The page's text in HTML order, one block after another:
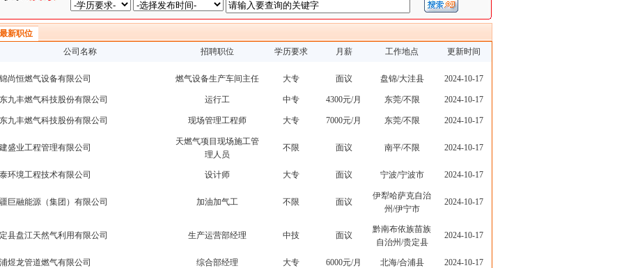
最新职位
公司名称
招聘职位 学历要求 月薪 工作地点 更新时间
尚恒燃气设备有限公司 燃气设备生产车间主任 大专 面议 盘锦/大洼县 2024-10-17
九丰燃气科技股份有限公司 运行工 中专 4300元/月 东莞/不限 2024-10-17
九丰燃气科技股份有限公司 现场管理工程师 大专 7000元/月 东莞/不限 2024-10-17
盛业工程管理有限公司
天燃气项目现场施工管
理人员
不限 面议 南平/不限 2024-10-17
环境工程技术有限公司 设计师 大专 面议 宁波/宁波市 2024-10-17
巨融能源（集团）有限公司 加油加气工 不限 面议
伊犁哈萨克自治
州/伊宁市
2024-10-17
县盘江天然气利用有限公司 生产运营部经理 中技 面议
黔南布依族苗族
自治州/贵定县
2024-10-17
煜龙管道燃气有限公司 综合部经理 大专 6000元/月 北海/合浦县 2024-10-17